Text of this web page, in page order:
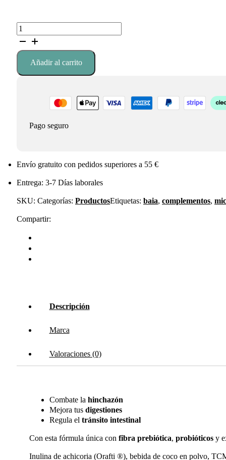
MICROBIOTIC
CREAMER
BAIA
cantidadAñadir al carrito
Pago seguro
Envío gratuito con pedidos superiores a 55 €
Entrega: 3-7 Días laborales
SKU: Categorías: ProductosEtiquetas: baia, complementos,
Compartir:
Descripción
Marca
Valoraciones (0)
Combate la hinchazón
Mejora tus digestiones
Regula el tránsito intestinal
Con esta fórmula única con fibra prebiótica, probióticosy
Inulina de achicoria (Orafti ®), bebida de coco en polvo,